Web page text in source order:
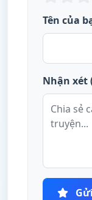
Tên của
Nhận xét